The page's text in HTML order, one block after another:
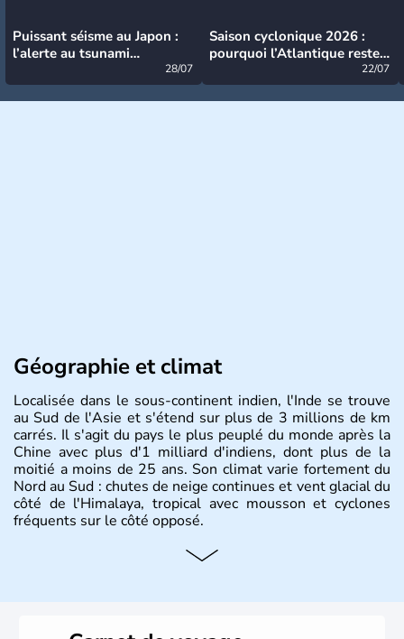
Puissant séisme au Japon :
l’alerte au tsunami
28/07
Saison cyclonique 2026 :
pourquoi l’Atlantique reste
22/07
Géographie et climat
Localisée dans le sous-continent indien, l'Inde se trouve
au Sud de l'Asie et s'étend sur plus de 3 millions de km
carrés. Il s'agit du pays le plus peuplé du monde après la
Chine avec plus d'1 milliard d'indiens, dont plus de la
moitié a moins de 25 ans. Son climat varie fortement du
Nord au Sud : chutes de neige continues et vent glacial du
côté de l'Himalaya, tropical avec mousson et cyclones
fréquents sur le côté opposé.
Histoire et administration